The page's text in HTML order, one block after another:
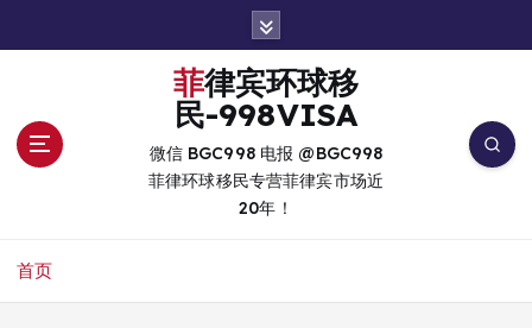
菲律宾环球移
民-998VISA
微信 BGC998 电报 @BGC998
菲律环球移民专营菲律宾市场近
20年！
首页